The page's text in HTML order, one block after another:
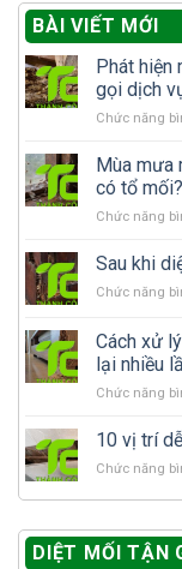
BÀI VIẾT MỚI
Phát hiện
gọi dịch
Chức năng
Mùa mưa
có tổ mối?
Chức năng
Sau khi
Chức năng
Cách xử
lại nhiều
Chức năng
10 vị trí
Chức năng
DIỆT MỐI TẬN